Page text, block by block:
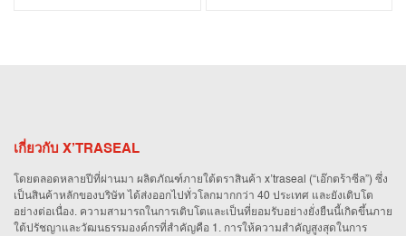
เกี่ยวกับ X’TRASEAL
โดยตลอดหลายปีที่ผ่านมา ผลิตภัณฑ์ภายใต้ตราสินค้า x’traseal (“เอ๊กตร้าซีล”) ซึ่ง
เป็นสินค้าหลักของบริษัท ได้ส่งออกไปทั่วโลกมากกว่า 40 ประเทศ และยังเติบโต
อย่างต่อเนื่อง. ความสามารถในการเติบโตและเป็นที่ยอมรับอย่างยั่งยืนนี้เกิดขึ้นภาย
ใต้ปรัชญาและวัฒนธรรมองค์กรที่สำคัญคือ 1. การให้ความสำคัญสูงสุดในการ